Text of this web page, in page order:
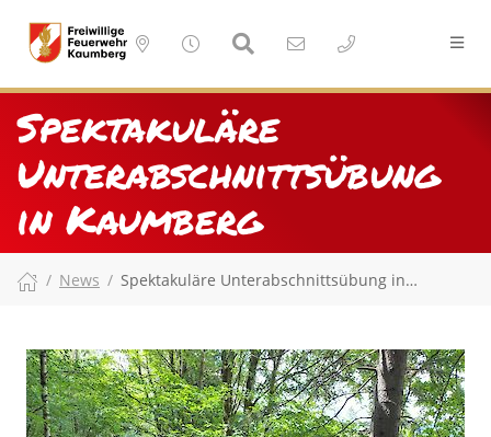
Spektakuläre
Unterabschnittsübung
in Kaumberg
News Spektakuläre Unterabschnittsübung in…